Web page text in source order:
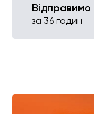
Відправимо
за 36 годин